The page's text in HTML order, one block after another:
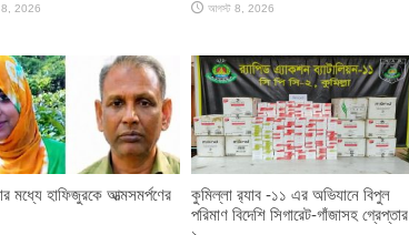
8, 2026 আগস্ট 8, 2026
মধ্যে হাফিজুরকে আত্মসমর্পণের
কুমিল্লা র‌্যাব -১১ এর অভিযানে বিপুল
পরিমাণ বিদেশি সিগারেট-গাঁজাসহ গ্রেপ্তার